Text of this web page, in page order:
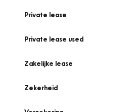
Private lease
Private lease used
Zakelijke lease
Zekerheid